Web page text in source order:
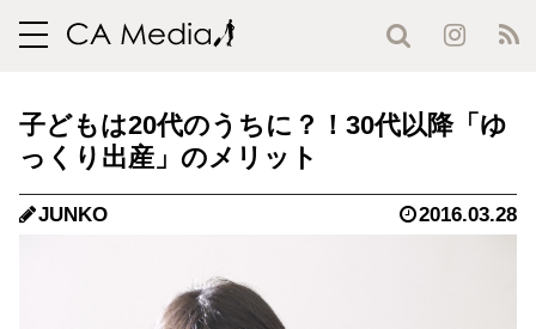
toggle
子どもは20代のうちに？！30代以降「ゆ
っくり出産」のメリット
JUNKO 2016.03.28